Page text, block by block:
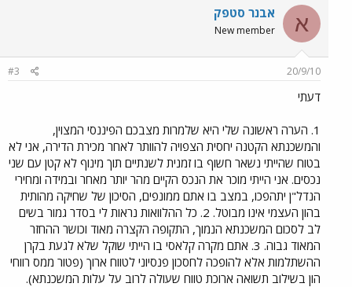
א אבנר סטפק
New member
20/9/10
#3
דעתי
1. הערה ראשונה שלי היא שלמרות מצבכם הפיננסי המצוין,
והמשכנתא הקטנה יחסית הצפויה להוותר לאחר מכירת הדירה, אני לא
בטוח שהייתי נשאר חשוף בו זמנית לשנתיים תוך מינוף לא קטן עם שני
נכסים. אני הייתי מוכר את הנכס הקיים מהר יותר מאחר ובמידה ומחירי
הנדל"ן יתהפכו, במצב בו אתם ממונפים, הסיכון של שחיקה מהותית
בהון העצמי אינו מבוטל. 2. כל ההלוואות נראות לי בסדר גמור בשים
לב לסכום המשכנתא הנמוך, התקופה הקצרה מאוד וכושר ההחזר
המאוד גבוה. 3. אתם מקרה קלאסי בו הייתי שוקל שלא לגעת בקרן
ההשתלמות אלא להופכה לחסכון פנסיוני לטווח ארוך (פטור ממס רווחי
הון בשילוב תשואה ארוכת טווח שעולה לרוב על עלות המשכנתא).